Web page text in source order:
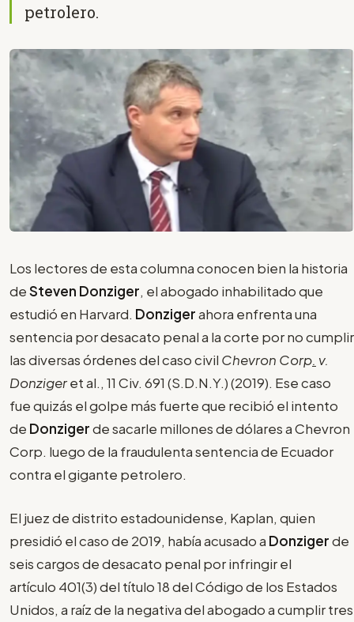
petrolero.
Los lectores de esta columna conocen bien la historia
deSteven Donziger, el abogado inhabilitado que
estudió en Harvard. Donzigerahora enfrenta una
sentencia por desacato penal a la corte por no cumplir
las diversas órdenes del caso civil Chevron Corp. v.
Donzigeret al., 11 Civ. 691 (S.D.N.Y.) (2019). Ese caso
fue quizás el golpe más fuerte que recibió el intento
de Donzigerde sacarle millones de dólares a Chevron
Corp. luego de la fraudulenta sentencia de Ecuador
contra el gigante petrolero.
El juez de distrito estadounidense, Kaplan, quien
presidió el caso de 2019, había acusado a Donzigerde
seis cargos de desacato penal por infringir el
artículo 401(3) del título 18 del Código de los Estados
Unidos, a raíz de la negativa del abogado a cumplir tres